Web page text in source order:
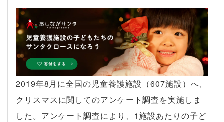
2019年8月に全国の児童養護施設（607施設）へ、
クリスマスに関してのアンケート調査を実施しま
した。アンケート調査により、1施設あたりの子ど